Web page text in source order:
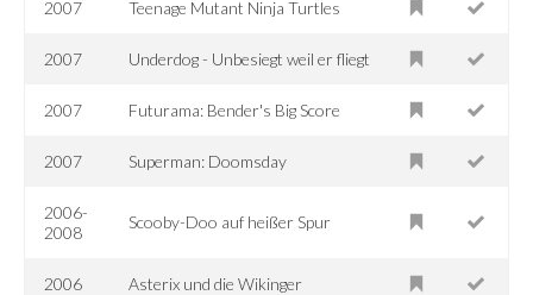
2007 Teenage Mutant Ninja Turtles
2007 Underdog - Unbesiegt weil er fliegt
2007 Futurama: Bender's Big Score
2007 Superman: Doomsday
2006-
2008
Scooby-Doo auf heißer Spur
2006 Asterix und die Wikinger